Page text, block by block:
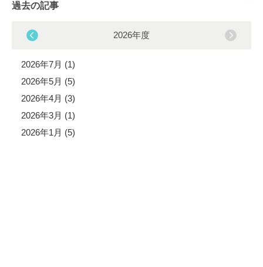
過去の記事
2026年度
2026年7月 (1)
2026年5月 (5)
2026年4月 (3)
2026年3月 (1)
2026年1月 (5)